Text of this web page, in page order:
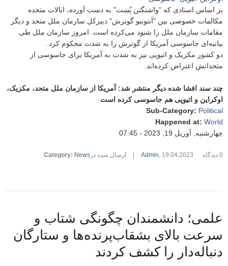
بر اساس اسنادی که "واشنگتن پُست" به دست آورده‌، ایالات متحده
مکالمات خصوصی بین "آنتونیو گوترش"‌ دبیرکل سازمان ملل متحد و دیگر
مقامات سازمان ملل را شنود می‌کرده است. امروز سازمان ملل طی
بیانیه‌ای جاسوسی آمریکا از گوترش را به شدت محکوم کرد.
دو کشور مکزیک و اتیوپی نیز به شدت به آمریکا برای جاسوسی از
متحدانش اعتراض کرده‌اند.
چند سند افشا شده دیگر منتشر شد: آمریکا از سازمان ملل متحد، مکزیک،
اوکراین و اتیوپی هم جاسوسی کرده است
Sub-Category: Political
Happened at: World
چهارشنبه, آوریل 19, 2023 - 07:45
Admin, 19.04.2023 ارسال شده در Category: News 0 دیدگاه
علمی؛ دانشمندان چگونگی شتاب و
سرعت بالای بشقاب‌پرنده‌ها و ستارگان
دنباله‌دار را کشف کردند